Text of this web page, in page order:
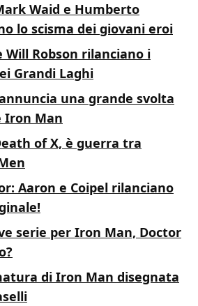
Waid e Humberto
lo scisma dei giovani eroi
Will Robson rilanciano i
Grandi Laghi
una grande svolta
Iron Man
of X, è guerra tra
Aaron e Coipel rilanciano
serie per Iron Man, Doctor
di Iron Man disegnata